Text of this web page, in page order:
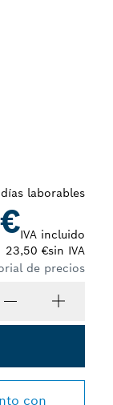
laborables
IVA incluido
23,50 €sin IVA
de precios
con